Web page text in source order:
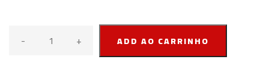
- + ADD AO CARRINHO